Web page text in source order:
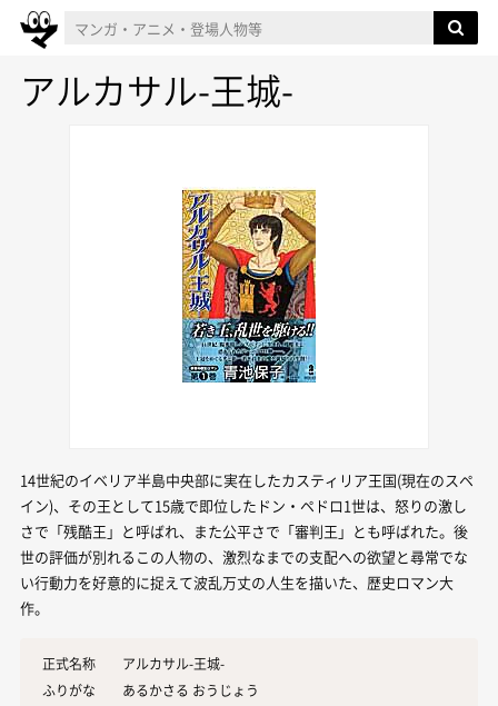
アルカサル-王城-
14世紀のイベリア半島中央部に実在したカスティリア王国(現在のスペ
イン)、その王として15歳で即位したドン・ペドロ1世は、怒りの激し
さで「残酷王」と呼ばれ、また公平さで「審判王」とも呼ばれた。後
世の評価が別れるこの人物の、激烈なまでの支配への欲望と尋常でな
い行動力を好意的に捉えて波乱万丈の人生を描いた、歴史ロマン大
作。
正式名称
アルカサル-王城-
ふりがな
あるかさる おうじょう